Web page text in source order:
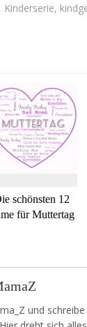
, Kinderserie,
schönsten 12
für Muttertag
und